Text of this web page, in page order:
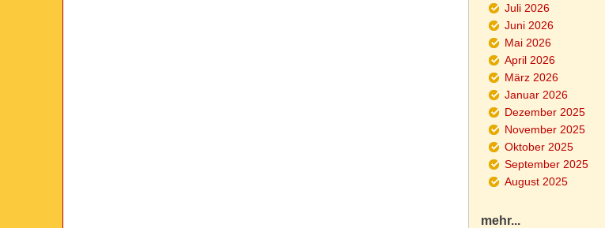
Juli 2026
Juni 2026
Mai 2026
April 2026
März 2026
Januar 2026
Dezember 2025
November 2025
Oktober 2025
September 2025
August 2025
mehr...